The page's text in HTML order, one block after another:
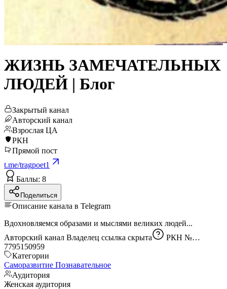
ЖИЗНЬ ЗАМЕЧАТЕЛЬНЫХ
ЛЮДЕЙ | Блог
Закрытый канал
Авторский канал
Взрослая ЦА
РКН
Прямой пост
t.me/tragpoet1
Баллы: 8
Поделиться
Описание канала в Telegram
Вдохновляемся образами и мыслями великих людей...
Авторский канал Владелец ссылка скрыта
7795150959
Категории
Саморазвитие Познавательное
Аудитория
Женская аудитория